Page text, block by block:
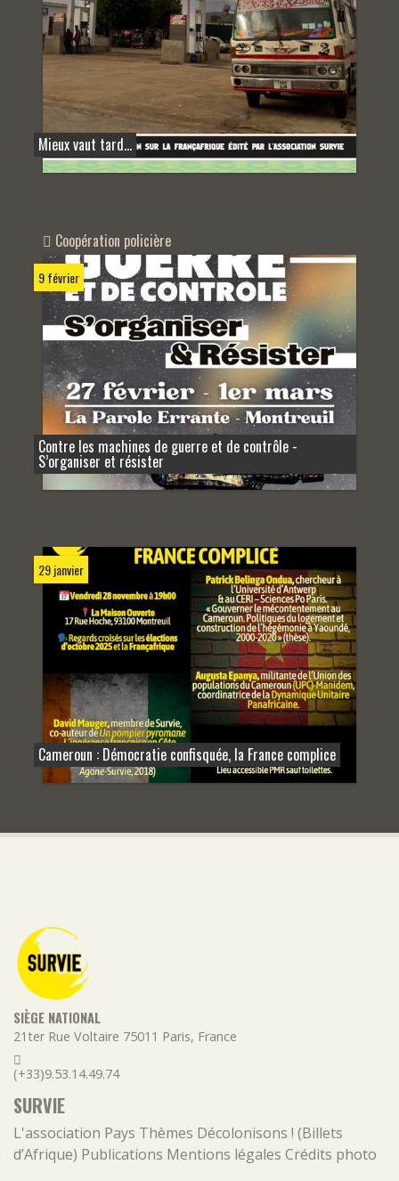
Mieux vaut tard…
Coopération policière
9 février
Contre les machines de guerre et de contrôle -
S’organiser et résister
29 janvier
Cameroun : Démocratie confisquée, la France complice
SIÈGE NATIONAL
21ter Rue Voltaire 75011 Paris, France
(+33)9.53.14.49.74
SURVIE
L'association Pays Thèmes Décolonisons ! (Billets
d’Afrique) Publications Mentions légales Crédits photo